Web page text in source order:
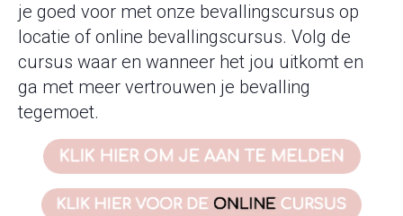
je goed voor met onze bevallingscursus op
locatie of online bevallingscursus. Volg de
cursus waar en wanneer het jou uitkomt en
ga met meer vertrouwen je bevalling
tegemoet.